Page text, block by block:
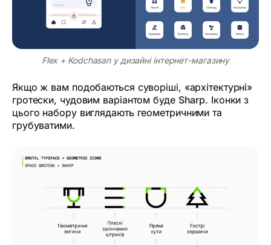
Flex + Kodchasan у дизайні інтернет-магазину
Якщо ж вам подобаються суворіші, «архітектурні»
гротески, чудовим варіантом буде Sharp. Іконки з
цього набору виглядають геометричними та
грубуватими.